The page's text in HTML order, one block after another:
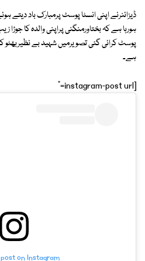
ڈیزائنرنے اپنی انسٹا پوسٹ پرمبارک باد
ہورہا ہے کہ بختاورمنگنی پراپنی والدہ کا
پوسٹ کرائی گئی تصویرمیں شہید بے نظیربھٹو
ہے۔
[instagram-post url="
on Instagram